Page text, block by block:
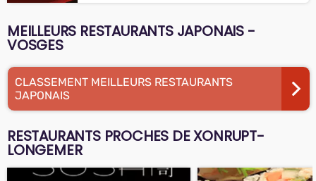
MEILLEURS RESTAURANTS JAPONAIS -
VOSGES
CLASSEMENT MEILLEURS RESTAURANTS
JAPONAIS
RESTAURANTS PROCHES DE XONRUPT-
LONGEMER